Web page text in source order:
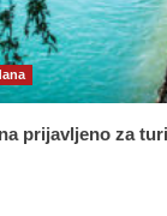
prijavljeno za